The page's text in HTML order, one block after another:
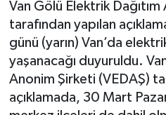
Van Gölü Elektrik
tarafından yapılan
günü (yarın) Van’da
yaşanacağı duyuruldu.
Anonim Şirketi (VEDAŞ)
açıklamada, 30 Mart
Bilim & Teknoloji
Dünya
RESMİ İLANLAR
Son Dakika Haberleri
Haber Arşivi